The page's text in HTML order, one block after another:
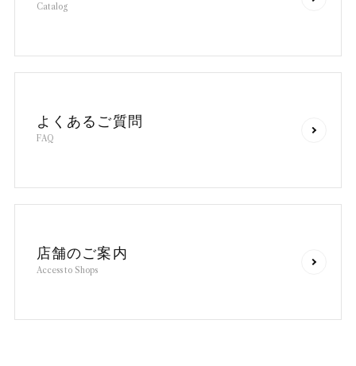
Catal og
よ く ある ご質問
FAQ
店舗のご案内
Accessto Shops